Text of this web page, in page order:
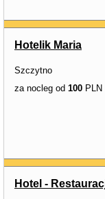
Hotelik Maria
Szczytno
za nocleg od 100 PLN
Hotel -